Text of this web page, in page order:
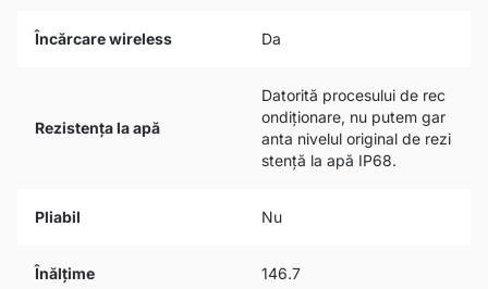
Încărcare wireless Da
Rezistența la apă
Datorită procesului de rec
ondiționare, nu putem gar
anta nivelul original de rezi
stență la apă IP68.
Pliabil Nu
Înălțime 146.7